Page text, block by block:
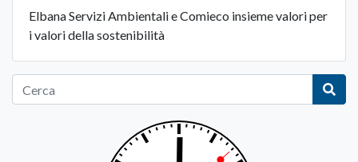
Elbana Servizi Ambientali e Comieco insieme valori per
i valori della sostenibilità